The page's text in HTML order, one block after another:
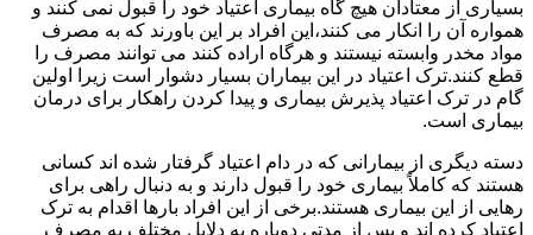
بسیاری از معتادان هیچ گاه بیماری اعتیاد خود را قبول نمی کنند و
همواره آن را انکار می کنند،این افراد بر این باورند که به مصرف
مواد مخدر وابسته نیستند و هرگاه اراده کنند می توانند مصرف را
قطع کنند.ترک اعتیاد در این بیماران بسیار دشوار است زیرا اولین
گام در ترک اعتیاد پذیرش بیماری و پیدا کردن راهکار برای درمان
بیماری است.
دسته دیگری از بیمارانی که در دام اعتیاد گرفتار شده اند کسانی
هستند که کاملاً بیماری خود را قبول دارند و به دنبال راهی برای
رهایی از این بیماری هستند.برخی از این افراد بارها اقدام به ترک
اعتیاد کرده اند و پس از مدتی دوباره به دلایل مختلف به مصرف